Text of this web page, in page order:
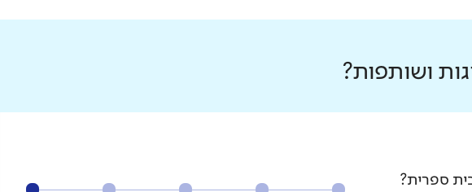
ושותפות?
ספרית?